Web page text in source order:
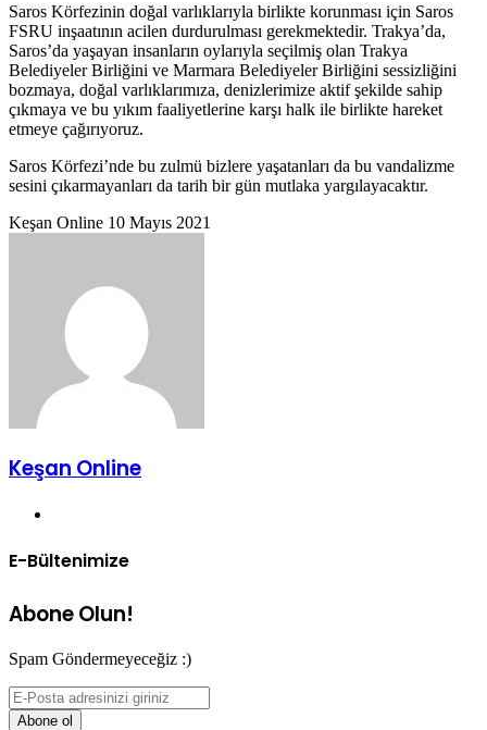
Saros Körfezinin doğal varlıklarıyla birlikte korunması için Saros
FSRU inşaatının acilen durdurulması gerekmektedir. Trakya’da,
Saros’da yaşayan insanların oylarıyla seçilmiş olan Trakya
Belediyeler Birliğini ve Marmara Belediyeler Birliğini sessizliğini
bozmaya, doğal varlıklarımıza, denizlerimize aktif şekilde sahip
çıkmaya ve bu yıkım faaliyetlerine karşı halk ile birlikte hareket
etmeye çağırıyoruz.
Saros Körfezi’nde bu zulmü bizlere yaşatanları da bu vandalizme
sesini çıkarmayanları da tarih bir gün mutlaka yargılayacaktır.
Keşan Online Bir
10 Mayıs 2021
Keşan Online
E-Bültenimize
Abone Olun!
Spam Göndermeyeceğiz :)
E-
Posta